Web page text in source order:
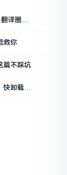
译圈老
救你
篇不踩坑
快卸载，